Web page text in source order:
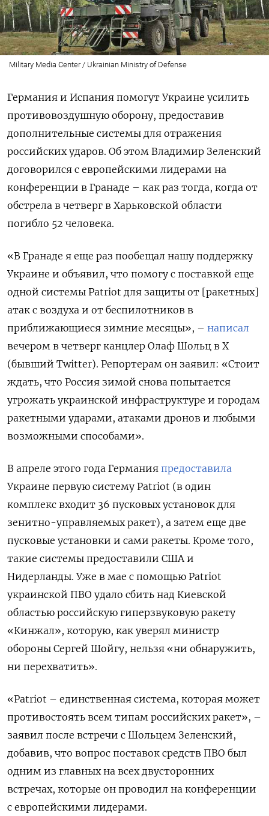
Military Media Center / Ukrainian Ministry of Defense
Германия и Испания помогут Украине усилить
противовоздушную оборону, предоставив
дополнительные системы для отражения
российских ударов. Об этом Владимир Зеленский
договорился с европейскими лидерами на
конференции в Гранаде – как раз тогда, когда от
обстрела в четверг в Харьковской области
погибло 52 человека.
«В Гранаде я еще раз пообещал нашу поддержку
Украине и объявил, что помогу с поставкой еще
одной системы Patriot для защиты от [ракетных]
атак с воздуха и от беспилотников в
приближающиеся зимние месяцы», – написал
вечером в четверг канцлер Олаф Шольц в Х
(бывший Twitter). Репортерам он заявил: «Стоит
ждать, что Россия зимой снова попытается
угрожать украинской инфраструктуре и городам
ракетными ударами, атаками дронов и любыми
возможными способами».
В апреле этого года Германия предоставила
Украине первую систему Patriot (в один
комплекс входит 36 пусковых установок для
зенитно-управляемых ракет), а затем еще две
пусковые установки и сами ракеты. Кроме того,
такие системы предоставили США и
Нидерланды. Уже в мае с помощью Patriot
украинской ПВО удало сбить над Киевской
областью российскую гиперзвуковую ракету
«Кинжал», которую, как уверял министр
обороны Сергей Шойгу, нельзя «ни обнаружить,
ни перехватить».
«Patriot – единственная система, которая может
противостоять всем типам российских ракет», –
заявил после встречи с Шольцем Зеленский,
добавив, что вопрос поставок средств ПВО был
одним из главных на всех двусторонних
встречах, которые он проводил на конференции
с европейскими лидерами.